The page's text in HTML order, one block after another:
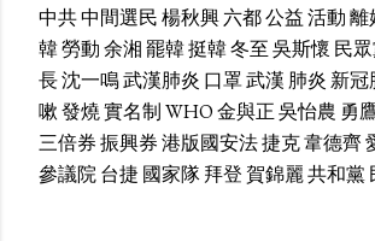
中共中間選民楊秋興六都公益活動離
韓勞動余湘罷韓挺韓冬至吳斯懷 民
長沈一鳴武漢肺炎 口罩武漢 肺炎 新冠
嗽發燒實名制WHO金與正吳怡農 勇
三倍券振興券港版國安法捷克韋德齊
參議院台捷 國家隊拜登賀錦麗共和黨